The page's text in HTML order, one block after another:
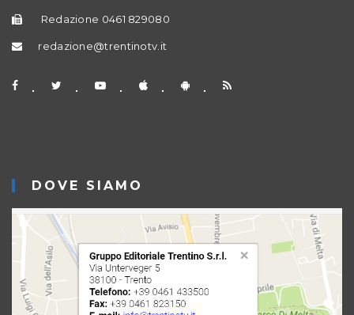
Redazione 0461 829080
redazione@trentinotv.it
DOVE SIAMO